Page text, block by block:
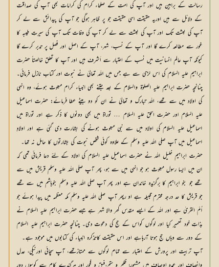
رسالت کے براہین ہیں اور آپ کی امت کے صلحاء کرام کی کرامات بھی آپ کی صداقت
کے دلائل سے ہیں اوریہ حقیقت اسی حقیقت جو پر ظاہر ہوگی جو آپ کی پیدائش سے لے کر
آپ کی بعثت تک اور آپ کی بعثت سے لے کر آپ کی وفات تک آپ کی سیرتِ طیبہ کا
غور سے مطالعہ کرے گا اور آپ کے نسب، شہر، آپ کے اصل اور فصل پر تدبر کرے گا
کیونکہ آپ عالم انسانیت میں نسب کے اعتبار سے اَشرف ہیں اور آپ کا تعلق خالصتاً حضرت
ابراہیم علیہ السلام کی اس لڑی سے ہے جس میں اللہ تعالیٰ نے نبوت اور کتاب نازل فرمائی۔
چنانچہ حضرت ابراہیم علیہ الصلوٰة والسلام کے بعد جتنے بھی انبیاء کرام مبعوث ہوئے، وہ انہی
کی اولاد میں سے تھے، اللہ تبارک و تعالیٰ نے ان کو دو بیٹے عطا فرمائے: حضرت اسماعیل
علیہ السلام اور حضرت اسحق علیہ السلام … توراة میں بھی دونوں کا ذکر ہے اور توراة میں
اسماعیل علیہ السلام کی اولاد میں سے نبی مبعوث ہونے کی بشارت دی گئی ہے اور اولادِ
اسماعیل میں آپ صلی اللہ علیہ وسلم کے علاوہ کوئی شخص نبوت کی بشارتوں کا حامل نہ تھا۔
حضرت ابراہیم خلیل اللہ نے حضرت اسماعیل علیہ السلام کی اولاد کے لئے دعا فرمائی تھی کہ
ان میں ایسا رسول مبعوث ہو جو انہی میں سے ہو، پھر آپ صلی اللہ علیہ وسلم قریش میں سے
تھے جو بنو ابراہیم کا برگزیدہ خاندان ہے اور پھر آپ صلی اللہ علیہ وسلم بنوہاشم میں سے تھے
جو قریش کا حد درجہ محترم قبیلہ ہے او رپھر آپ صلی اللہ علیہ وسلم مکہ معظمہ میں پیدا ہوئے جو
اُمّ القریٰ ہے اور اللہ کے ایسے مقدس گھر والا شہر ہے جسے حضرت ابراہیم علیہ السلام نے
بذاتِ خود تعمیر کیا اور لوگوں کواس کے حج کی دعوت دی۔ چنانچہ حضرت ابراہیم علیہ السلام
کے دور سے وہاں حج ہوتا آرہاہے اور اس حقیقت کاتذکرہ انبیاء کی کتابوں میں موجود ہے۔
آپ تربیت اور پرورش کے اعتبار سے تمام لوگوں سے ممتازتھے، آپ سچائی اورنیکی، عدل